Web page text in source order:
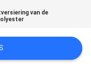
van de